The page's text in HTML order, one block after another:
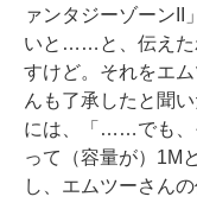
ァンタジーゾーンII
いと……と、伝えた
すけど。それをエム
んも了承したと聞い
には、「……でも、
って（容量が）1M
し、エムツーさん